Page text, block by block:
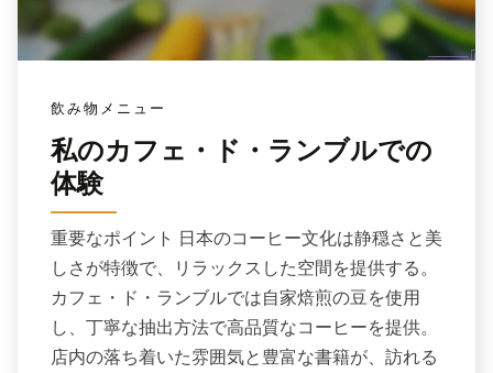
飲み物メニュー
私のカフェ・ド・ランブルでの
体験
重要なポイント 日本のコーヒー文化は静穏さと美
しさが特徴で、リラックスした空間を提供する。
カフェ・ド・ランブルでは自家焙煎の豆を使用
し、丁寧な抽出方法で高品質なコーヒーを提供。
店内の落ち着いた雰囲気と豊富な書籍が、訪れる